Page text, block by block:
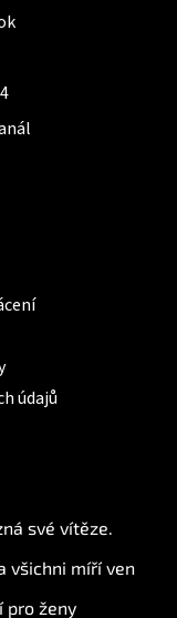
údajů
své vítěze.
všichni míří ven
pro ženy